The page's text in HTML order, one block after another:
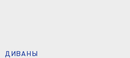
ДИВАНЫ